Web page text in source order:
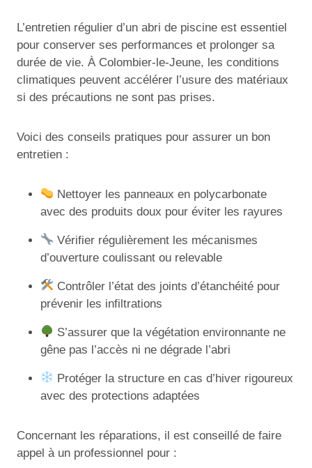
L’entretien régulier d’un abri de piscine est essentiel
pour conserver ses performances et prolonger sa
durée de vie. À Colombier-le-Jeune, les conditions
climatiques peuvent accélérer l’usure des matériaux
si des précautions ne sont pas prises.
Voici des conseils pratiques pour assurer un bon
entretien :
Nettoyer les panneaux en polycarbonate
avec des produits doux pour éviter les rayures
Vérifier régulièrement les mécanismes
d’ouverture coulissant ou relevable
Contrôler l’état des joints d’étanchéité pour
prévenir les infiltrations
S’assurer que la végétation environnante ne
gêne pas l’accès ni ne dégrade l’abri
Protéger la structure en cas d’hiver rigoureux
avec des protections adaptées
Concernant les réparations, il est conseillé de faire
appel à un professionnel pour :